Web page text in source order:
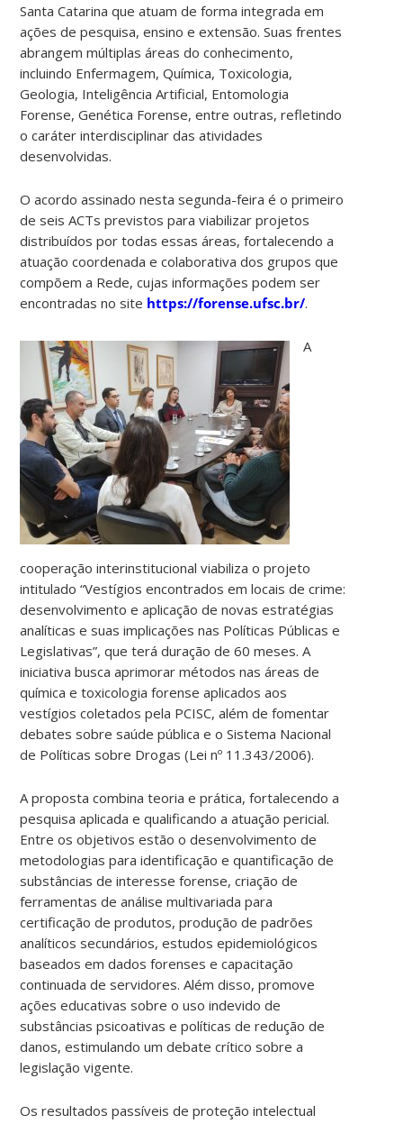
Santa Catarina que atuam de forma integrada em
ações de pesquisa, ensino e extensão. Suas frentes
abrangem múltiplas áreas do conhecimento,
incluindo Enfermagem, Química, Toxicologia,
Geologia, Inteligência Artificial, Entomologia
Forense, Genética Forense, entre outras, refletindo
o caráter interdisciplinar das atividades
desenvolvidas.
O acordo assinado nesta segunda-feira é o primeiro
de seis ACTs previstos para viabilizar projetos
distribuídos por todas essas áreas, fortalecendo a
atuação coordenada e colaborativa dos grupos que
compõem a Rede, cujas informações podem ser
encontradas no site https://forense.ufsc.br/.
A
cooperação interinstitucional viabiliza o projeto
intitulado “Vestígios encontrados em locais de crime:
desenvolvimento e aplicação de novas estratégias
analíticas e suas implicações nas Políticas Públicas e
Legislativas”, que terá duração de 60 meses. A
iniciativa busca aprimorar métodos nas áreas de
química e toxicologia forense aplicados aos
vestígios coletados pela PCISC, além de fomentar
debates sobre saúde pública e o Sistema Nacional
de Políticas sobre Drogas (Lei nº 11.343/2006).
A proposta combina teoria e prática, fortalecendo a
pesquisa aplicada e qualificando a atuação pericial.
Entre os objetivos estão o desenvolvimento de
metodologias para identificação e quantificação de
substâncias de interesse forense, criação de
ferramentas de análise multivariada para
certificação de produtos, produção de padrões
analíticos secundários, estudos epidemiológicos
baseados em dados forenses e capacitação
continuada de servidores. Além disso, promove
ações educativas sobre o uso indevido de
substâncias psicoativas e políticas de redução de
danos, estimulando um debate crítico sobre a
legislação vigente.
Os resultados passíveis de proteção intelectual